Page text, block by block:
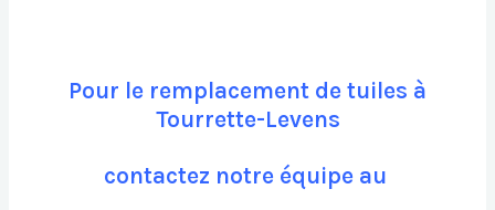
Pour le remplacement de tuiles à
Tourrette-Levens
contactez notre équipe au